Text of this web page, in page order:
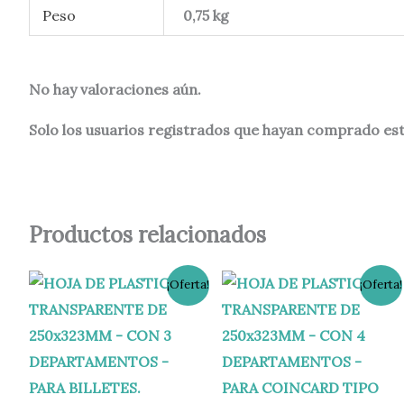
Peso 0,75 kg
No hay valoraciones aún.
Solo los usuarios registrados que hayan comprado
Productos relacionados
¡Oferta!
El
precio
original
era:
1,20 €.
El
precio
actual
es:
0,90 €.
¡Oferta!
El
precio
original
era:
1,20 €.
El
precio
actual
es:
0,90 €.